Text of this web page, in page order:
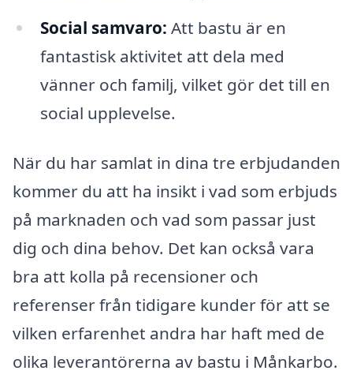
Social samvaro: Att bastu är en
fantastisk aktivitet att dela med
vänner och familj, vilket gör det till en
social upplevelse.
När du har samlat in dina tre erbjudanden
kommer du att ha insikt i vad som erbjuds
på marknaden och vad som passar just
dig och dina behov. Det kan också vara
bra att kolla på recensioner och
referenser från tidigare kunder för att se
vilken erfarenhet andra har haft med de
olika leverantörerna av bastu i Månkarbo.